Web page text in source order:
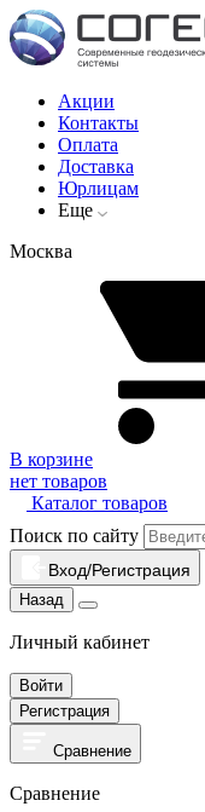
Акции
Контакты
Оплата
Доставка
Юрлицам
Еще
Москва
В корзине
нет товаров
Каталог товаров
Поиск по сайту
Вход/Регистрация
Назад
Личный кабинет
Войти
Регистрация
Сравнение
Сравнение